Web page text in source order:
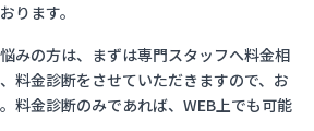
ります。
みの方は、まずは専門スタッフへ料金相
料金診断をさせていただきますので、お
料金診断のみであれば、WEB上でも可能